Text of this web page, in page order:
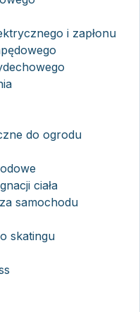
i zapłonu
do ogrodu
ciała
samochodu
skatingu